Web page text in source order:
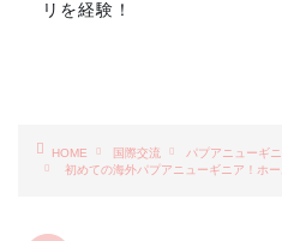
リを経験！
HOME 国際交流
パプアニューギ
初めての海外パプアニューギニア！ホ